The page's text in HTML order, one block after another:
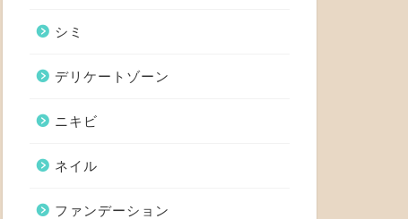
シミ
デリケートゾーン
ニキビ
ネイル
ファンデーション